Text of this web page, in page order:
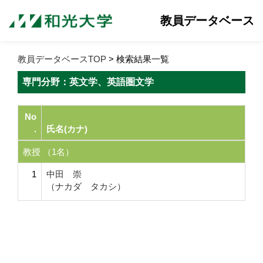
教員データベース
教員データベースTOP > 検索結果一覧
専門分野：英文学、英語圏文学
No
.
氏名(カナ)
教授 （1名）
1
中田 崇
（ナカダ タカシ）